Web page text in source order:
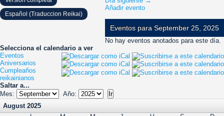
Añadir evento
Eventos para September 25, 2025
No hay eventos anotados para este día.
Selecciona el calendario a ver
Eventos
Aniversarios
Cumpleaños
reikainianos
Saltar a...
Mes:
Año:
August 2025
Español (Traduccion Reikai)